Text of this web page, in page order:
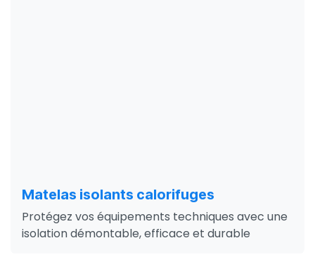
Matelas isolants calorifuges
Protégez vos équipements techniques avec une
isolation démontable, efficace et durable